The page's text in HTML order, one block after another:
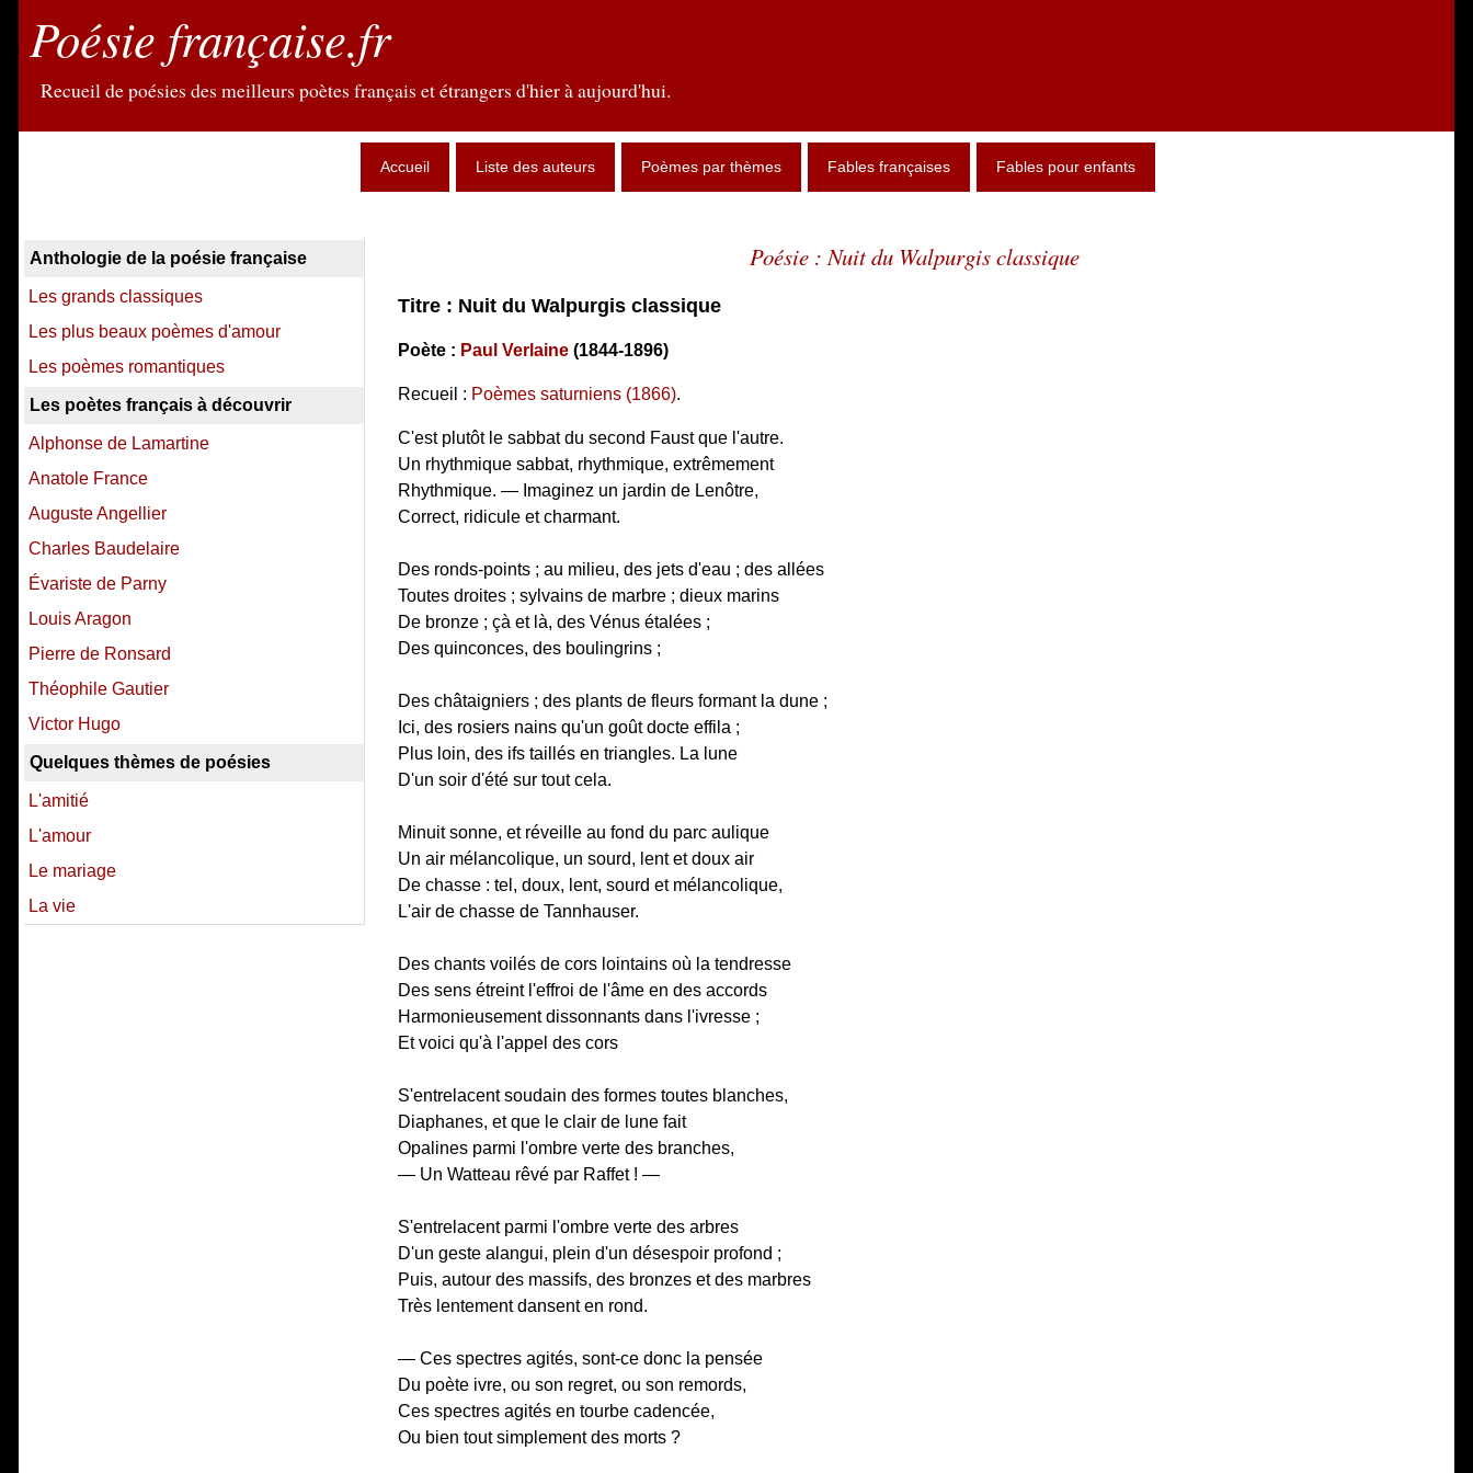
Poésie française.fr
Recueil de poésies des meilleurs poètes français et étrangers d'hier à aujourd'hui.
Accueil Liste des auteurs Poèmes par thèmes Fables françaises Fables pour enfants
Poésie : Nuit du Walpurgis classique
Titre : Nuit du Walpurgis classique
Poète : Paul Verlaine (1844-1896)
Recueil : Poèmes saturniens (1866).
C'est plutôt le sabbat du second Faust que l'autre.
Un rhythmique sabbat, rhythmique, extrêmement
Rhythmique. — Imaginez un jardin de Lenôtre,
Correct, ridicule et charmant.
Des ronds-points ; au milieu, des jets d'eau ; des allées
Toutes droites ; sylvains de marbre ; dieux marins
De bronze ; çà et là, des Vénus étalées ;
Des quinconces, des boulingrins ;
Des châtaigniers ; des plants de fleurs formant la dune ;
Ici, des rosiers nains qu'un goût docte effila ;
Plus loin, des ifs taillés en triangles. La lune
D'un soir d'été sur tout cela.
Minuit sonne, et réveille au fond du parc aulique
Un air mélancolique, un sourd, lent et doux air
De chasse : tel, doux, lent, sourd et mélancolique,
L'air de chasse de Tannhauser.
Des chants voilés de cors lointains où la tendresse
Des sens étreint l'effroi de l'âme en des accords
Harmonieusement dissonnants dans l'ivresse ;
Et voici qu'à l'appel des cors
S'entrelacent soudain des formes toutes blanches,
Diaphanes, et que le clair de lune fait
Opalines parmi l'ombre verte des branches,
— Un Watteau rêvé par Raffet ! —
S'entrelacent parmi l'ombre verte des arbres
D'un geste alangui, plein d'un désespoir profond ;
Puis, autour des massifs, des bronzes et des marbres
Très lentement dansent en rond.
— Ces spectres agités, sont-ce donc la pensée
Du poète ivre, ou son regret, ou son remords,
Ces spectres agités en tourbe cadencée,
Ou bien tout simplement des morts ?
Anthologie de la poésie française
Les grands classiques
Les plus beaux poèmes d'amour
Les poèmes romantiques
Les poètes français à découvrir
Alphonse de Lamartine
Anatole France
Auguste Angellier
Charles Baudelaire
Évariste de Parny
Louis Aragon
Pierre de Ronsard
Théophile Gautier
Victor Hugo
Quelques thèmes de poésies
L'amitié
L'amour
Le mariage
La vie